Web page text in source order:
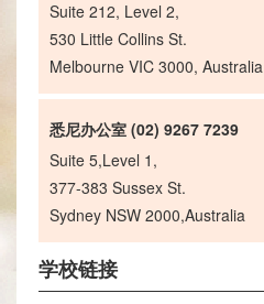
Suite 212, Level 2,
530 Little Collins St.
Melbourne VIC 3000, Australia
悉尼办公室 (02) 9267 7239
Suite 5,Level 1,
377-383 Sussex St.
Sydney NSW 2000,Australia
学校链接